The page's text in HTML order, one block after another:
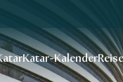
Katar-Kalender